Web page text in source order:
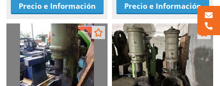
Precio e Información Precio e Información